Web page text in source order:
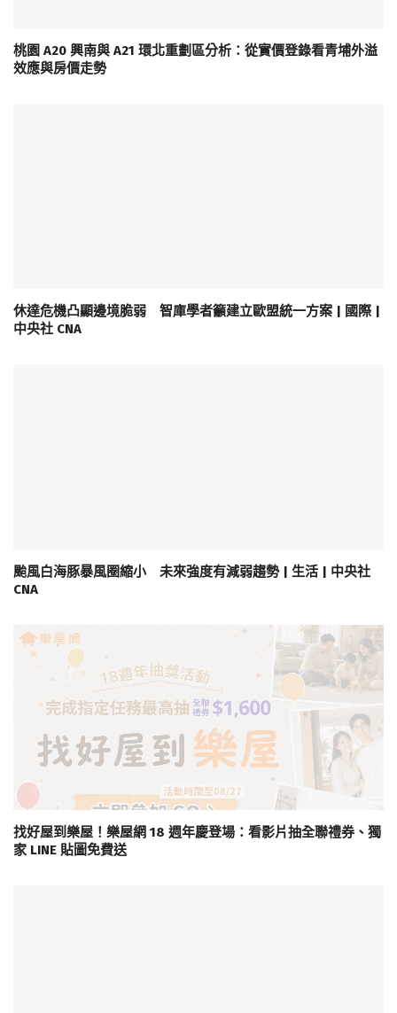
桃園 A20 興南與 A21 環北重劃區分析：從實價登錄看青埔外溢
效應與房價走勢
休達危機凸顯邊境脆弱 智庫學者籲建立歐盟統一方案 | 國際 |
中央社 CNA
颱風白海豚暴風圈縮小 未來強度有減弱趨勢 | 生活 | 中央社
CNA
找好屋到樂屋！樂屋網 18 週年慶登場：看影片抽全聯禮券、獨
家 LINE 貼圖免費送